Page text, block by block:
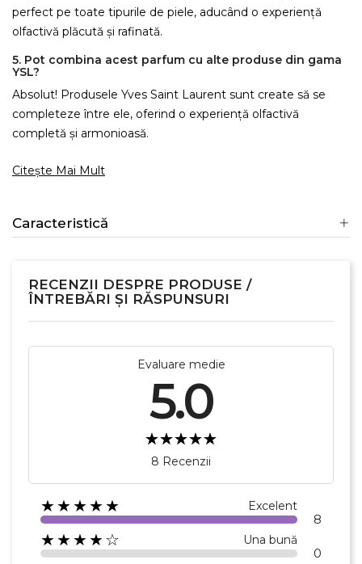
perfect pe toate tipurile de piele, aducând o experiență
olfactivă plăcută și rafinată.
5. Pot combina acest parfum cu alte produse din gama
YSL?
Absolut! Produsele Yves Saint Laurent sunt create să se
completeze între ele, oferind o experiență olfactivă
completă și armonioasă.
Citește Mai Mult
Caracteristică
RECENZII DESPRE PRODUSE /
ÎNTREBĂRI ȘI RĂSPUNSURI
Evaluare medie
5.0
8 Recenzii
★★★★★ Excelent
8
★★★★☆ Una bună
0